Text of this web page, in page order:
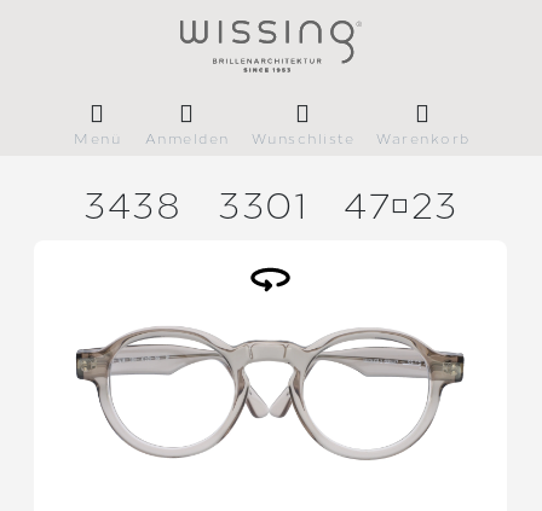
Menü Anmelden Wunschliste Warenkorb
3438 3301 4723